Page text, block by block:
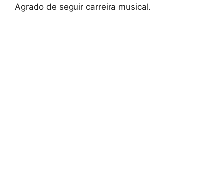
Agrado de seguir carreira musical.